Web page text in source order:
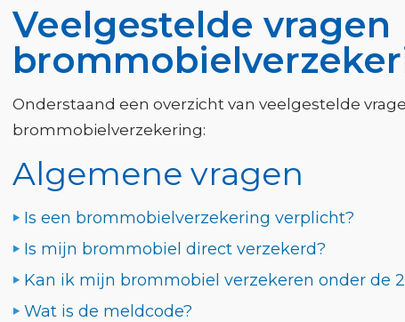
Veelgestelde vragen
Onderstaand een overzicht van veelgestelde
brommobielverzekering:
Algemene vragen
Is een brommobielverzekering verplicht?
Is mijn brommobiel direct verzekerd?
Kan ik mijn brommobiel verzekeren onder de
Wat is de meldcode?